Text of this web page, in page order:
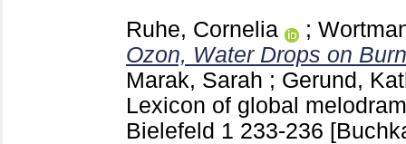
Ruhe, Cornelia
;
Ozon, Water Drops on
Marak, Sarah ; Gerund,
Lexicon of global
Bielefeld 1 233-236